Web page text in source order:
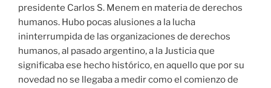
presidente Carlos S. Menem en materia de derechos
humanos. Hubo pocas alusiones a la lucha
ininterrumpida de las organizaciones de derechos
humanos, al pasado argentino, a la Justicia que
significaba ese hecho histórico, en aquello que por su
novedad no se llegaba a medir como el comienzo de